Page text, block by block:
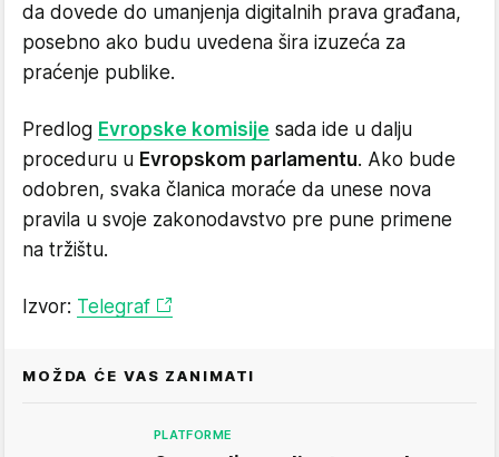
da dovede do umanjenja digitalnih prava građana,
posebno ako budu uvedena šira izuzeća za
praćenje publike.
Predlog Evropske komisije sada ide u dalju
proceduru u Evropskom parlamentu. Ako bude
odobren, svaka članica moraće da unese nova
pravila u svoje zakonodavstvo pre pune primene
na tržištu.
Izvor: Telegraf
MOŽDA ĆE VAS ZANIMATI
PLATFORME